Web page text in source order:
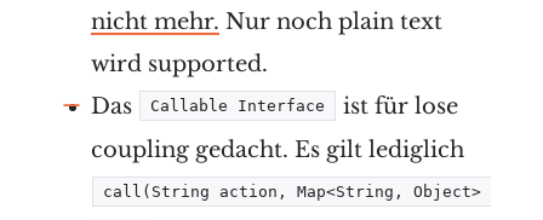
nicht mehr. Nur noch plain text
wird supported.
Das
Callable Interface
ist für lose
coupling gedacht. Es gilt lediglich
call(String action, Map<String, Object>